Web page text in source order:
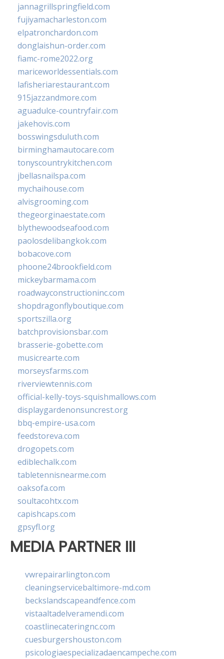
jannagrillspringfield.com
fujiyamacharleston.com
elpatronchardon.com
donglaishun-order.com
fiamc-rome2022.org
mariceworldessentials.com
lafisheriarestaurant.com
915jazzandmore.com
aguadulce-countryfair.com
jakehovis.com
bosswingsduluth.com
birminghamautocare.com
tonyscountrykitchen.com
jbellasnailspa.com
mychaihouse.com
alvisgrooming.com
thegeorginaestate.com
blythewoodseafood.com
paolosdelibangkok.com
bobacove.com
phoone24brookfield.com
mickeybarmama.com
roadwayconstructioninc.com
shopdragonflyboutique.com
sportszilla.org
batchprovisionsbar.com
brasserie-gobette.com
musicrearte.com
morseysfarms.com
riverviewtennis.com
official-kelly-toys-squishmallows.com
displaygardenonsuncrest.org
bbq-empire-usa.com
feedstoreva.com
drogopets.com
ediblechalk.com
tabletennisnearme.com
oaksofa.com
soultacohtx.com
capishcaps.com
gpsyfl.org
MEDIA PARTNER III
vwrepairarlington.com
cleaningservicebaltimore-md.com
beckslandscapeandfence.com
vistaaltadelveramendi.com
coastlinecateringnc.com
cuesburgershouston.com
psicologiaespecializadaencampeche.com